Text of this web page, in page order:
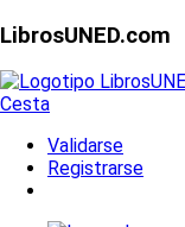
LibrosUNED.com
Cesta
Validarse
Registrarse